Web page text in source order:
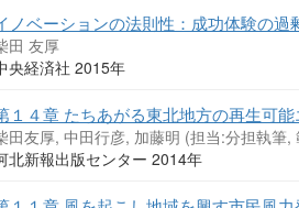
ノベーションの法則性：成功体験の過
田 友厚
央経済社 2015年
１４章 たちあがる東北地方の再生可
田友厚, 中田行彦, 加藤明 (担当:分担執筆
北新報出版センター 2014年